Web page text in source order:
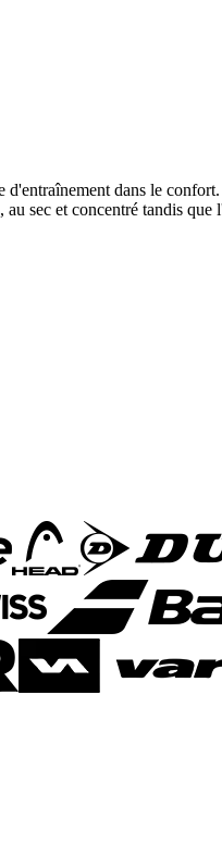
dans le
sec et concentré tandis que